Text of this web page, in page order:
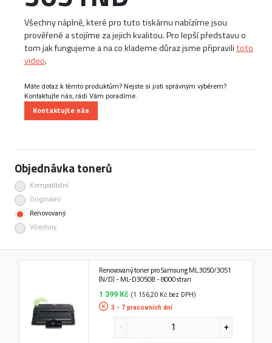
Všechny náplně, které pro tuto tiskárnu nabízíme jsou
prověřené a stojíme za jejich kvalitou. Pro lepší představu o
tom jak fungujeme a na co klademe důraz jsme připravilitoto
video.
Máte dotaz k těmto produktům? Nejste si jisti správným výběrem?
Kontaktujte nás, rádi Vám poradíme.
Kontaktujte nás
Objednávka tonerů
Kompatibilní
Originální
Renovovaný
Všechny
Renovovaný toner pro Samsung ML 3050/3051
(N/D) - ML-D3050B - 8000 stran
1 399 Kč (1 156,20 Kč bez DPH)
3 - 7 pracovních dní